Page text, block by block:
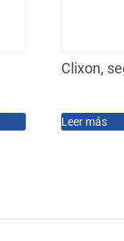
Clixon,
Leer más